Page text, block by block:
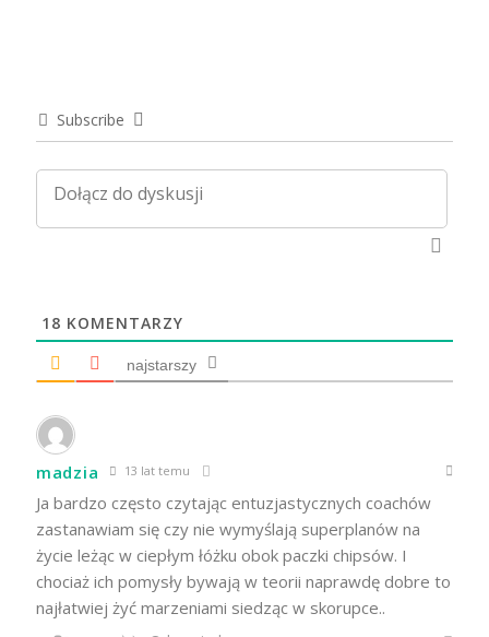
Subscribe
18 KOMENTARZY
najstarszy
madzia 13 lat temu
Ja bardzo często czytając entuzjastycznych coachów
zastanawiam się czy nie wymyślają superplanów na
życie leżąc w ciepłym łóżku obok paczki chipsów. I
chociaż ich pomysły bywają w teorii naprawdę dobre to
najłatwiej żyć marzeniami siedząc w skorupce..